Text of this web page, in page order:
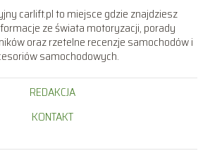
carlift.pl to miejsce gdzie znajdziesz
ze świata motoryzacji, porady
oraz rzetelne recenzje samochodów i
samochodowych.
REDAKCJA
KONTAKT